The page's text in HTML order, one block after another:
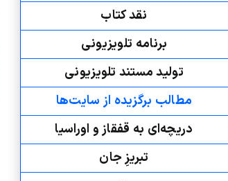
نقد کتاب
برنامه‌ تلویزیونی
تولید مستند تلویزیونی
مطالب برگزیده از سایت‌ها
دریچه‌ای به قفقاز و اوراسیا
تبریزِ جان